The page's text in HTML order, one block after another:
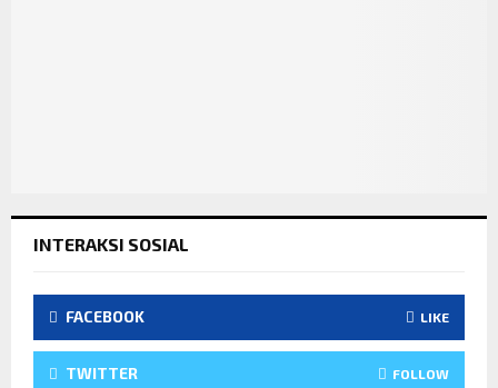
INTERAKSI SOSIAL
FACEBOOK LIKE
TWITTER FOLLOW